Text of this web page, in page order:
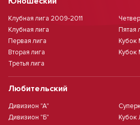
Клубная лига 2009-2011
Клубная лига
Первая лига
Вторая лига
Третья лига
Пятая
Кубок
Кубок
Любительский
Дивизион "А"
Дивизион "Б"